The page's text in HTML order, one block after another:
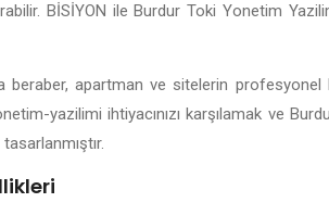
BİSİYON ile Burdur Toki Yonetim
beraber, apartman ve sitelerin
yazilimi ihtiyacınızı karşılamak ve